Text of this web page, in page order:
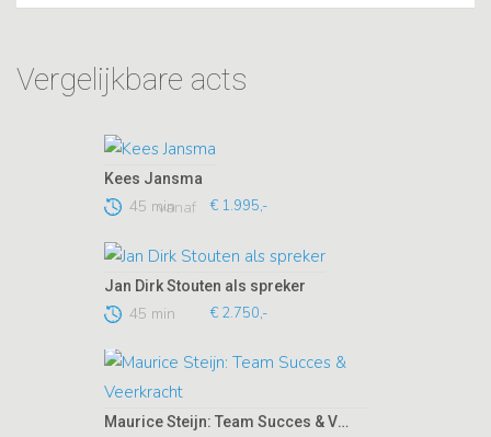
Vergelijkbare acts
Kees Jansma
45 minvanaf € 1.995,-
Jan Dirk Stouten als spreker
45 min € 2.750,-
Maurice Steijn: Team Succes & Veerkracht